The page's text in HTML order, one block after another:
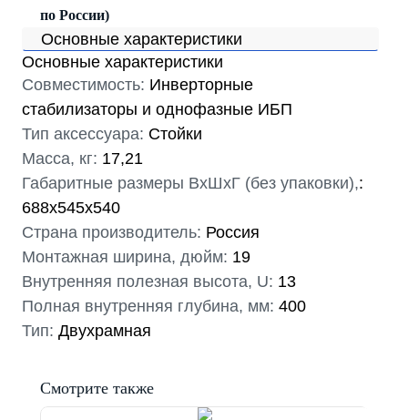
по России)
Основные характеристики
Основные характеристики
Совместимость: Инверторные
стабилизаторы и однофазные ИБП
Тип аксессуара: Стойки
Масса, кг: 17,21
Габаритные размеры ВхШхГ (без упаковки),:
688x545x540
Страна производитель: Россия
Монтажная ширина, дюйм: 19
Внутренняя полезная высота, U: 13
Полная внутренняя глубина, мм: 400
Тип: Двухрамная
Смотрите также